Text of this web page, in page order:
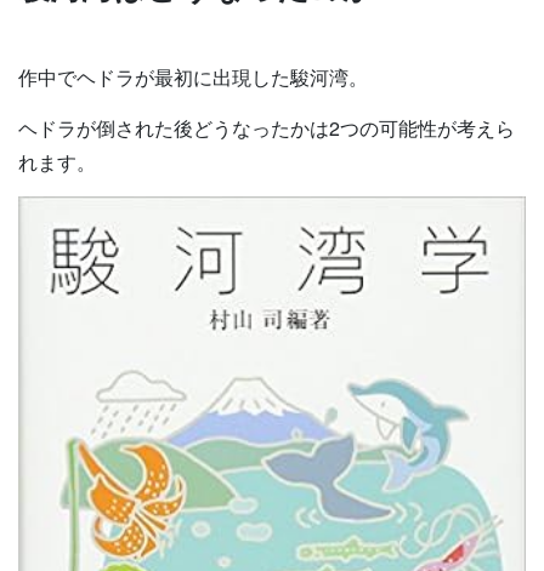
作中でヘドラが最初に出現した駿河湾。
ヘドラが倒された後どうなったかは2つの可能性が考えら
れます。